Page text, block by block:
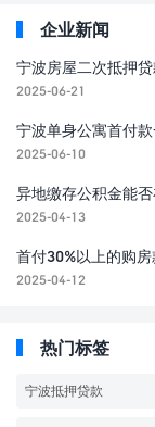
企业新闻
宁波房屋二次抵押
2025-06-21
宁波单身公寓首付
2025-06-10
异地缴存公积金能
2025-04-13
首付30%以上的购
2025-04-12
热门标签
宁波抵押贷款